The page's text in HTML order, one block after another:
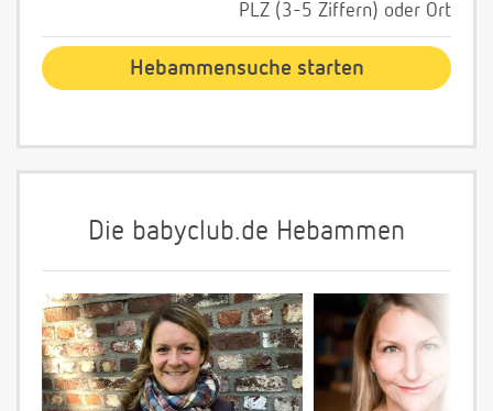
PLZ (3-5 Ziffern) oder Ort
Die babyclub.de Hebammen